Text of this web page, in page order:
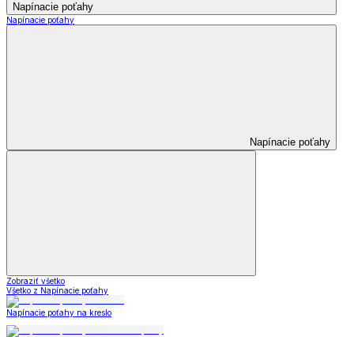
Napínacie poťahy
Napínacie poťahy
Napínacie poťahy
Zobraziť všetko
Všetko z Napínacie poťahy
Napínacie poťahy na kreslo